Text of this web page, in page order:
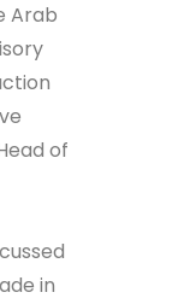
Arab
of
in